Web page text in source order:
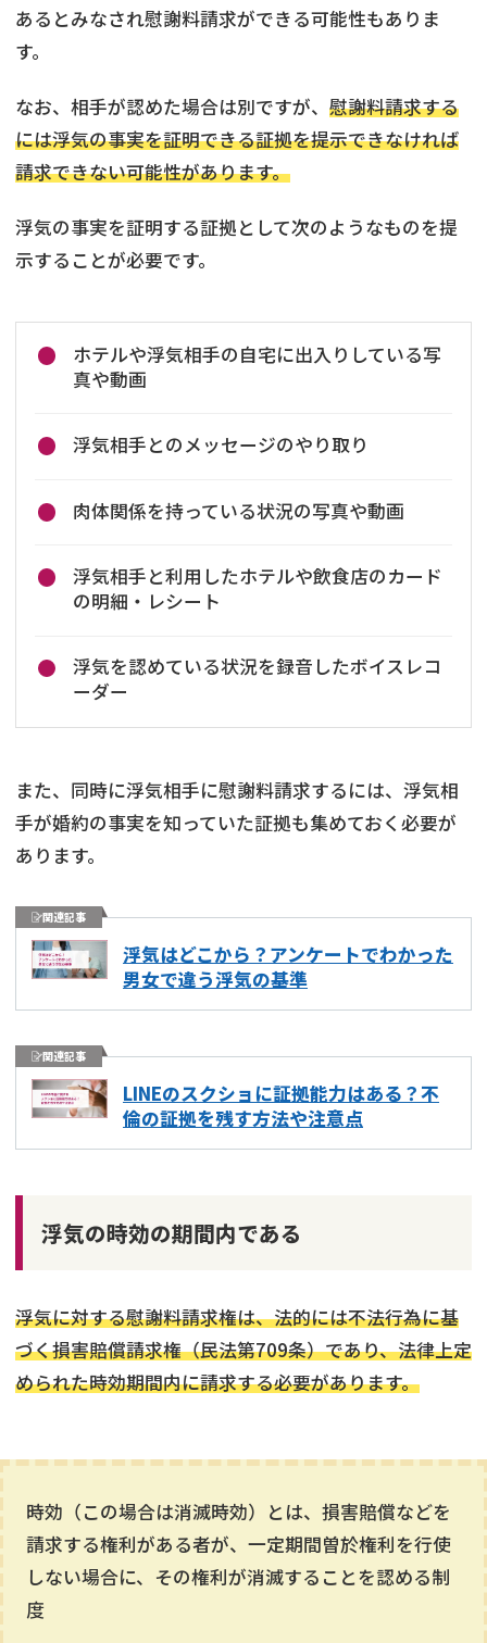
あるとみなされ慰謝料請求ができる可能性もありま
す。
なお、相手が認めた場合は別ですが、 慰謝料請求する
には浮気の事実を証明できる証拠を提示できなければ
請求できない可能性があります。
浮気の事実を証明する証拠として次のようなものを提
示することが必要です。
ホテルや浮気相手の自宅に出入りしている写
真や動画
浮気相手とのメッセージのやり取り
肉体関係を持っている状況の写真や動画
浮気相手と利用したホテルや飲食店のカード
の明細・レシート
浮気を認めている状況を録音したボイスレコ
ーダー
また、同時に浮気相手に慰謝料請求するには、浮気相
手が婚約の事実を知っていた証拠も集めておく必要が
あります。
関連記事
浮気はどこから？アンケートでわかった
男女で違う浮気の基準
関連記事
LINEのスクショに証拠能力はある？不
倫の証拠を残す方法や注意点
浮気の時効の期間内である
浮気に対する慰謝料請求権は、法的には不法行為に基
づく損害賠償請求権（民法第709条）であり、法律上定
められた時効期間内に請求する必要があります。
時効（この場合は消滅時効）とは、損害賠償などを
請求する権利がある者が、一定期間曽於権利を行使
しない場合に、その権利が消滅することを認める制
度